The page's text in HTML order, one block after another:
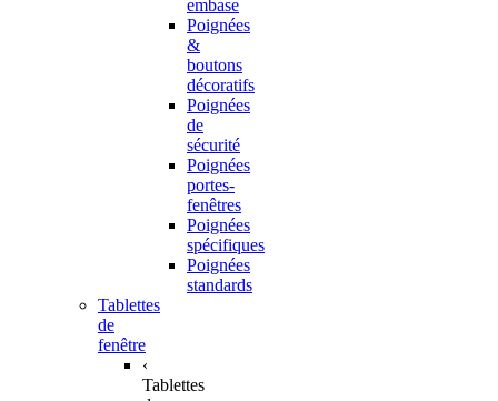
embase
Poignées
&
boutons
décoratifs
Poignées
de
sécurité
Poignées
portes-
fenêtres
Poignées
spécifiques
Poignées
standards
Tablettes
de
fenêtre
‹
Tablettes